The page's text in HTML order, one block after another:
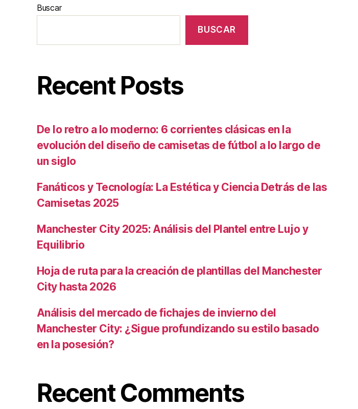
Buscar
BUSCAR
Recent Posts
De lo retro a lo moderno: 6 corrientes clásicas en la
evolución del diseño de camisetas de fútbol a lo largo de
un siglo
Fanáticos y Tecnología: La Estética y Ciencia Detrás de las
Camisetas 2025
Manchester City 2025: Análisis del Plantel entre Lujo y
Equilibrio
Hoja de ruta para la creación de plantillas del Manchester
City hasta 2026
Análisis del mercado de fichajes de invierno del
Manchester City: ¿Sigue profundizando su estilo basado
en la posesión?
Recent Comments